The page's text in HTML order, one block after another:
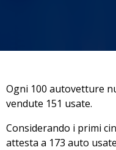
Ogni 100 autovetture
vendute 151 usate.
Considerando i primi
attesta a 173 auto